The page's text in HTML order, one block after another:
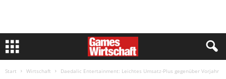
Start Wirtschaft Daedalic Entertainment: Leichtes Umsatz-Plus gegenüber Vorjahr